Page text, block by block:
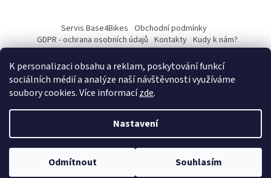
K personalizaci obsahu a reklam, poskytování funkcí
sociálních médií a analýze naší návštěvnosti využíváme
soubory cookies. Více informacízde.
Nastavení
Odmítnout Souhlasím
Servis Base4Bikes Obchodní podmínky
GDPR - ochrana osobních údajů Kontakty Kudy k nám?
Vytvořil Shoptet
Martin Kostelka – prodbykosta
Copyright 2026Base4Bikes. Všechna práva vyhrazena.Upravit